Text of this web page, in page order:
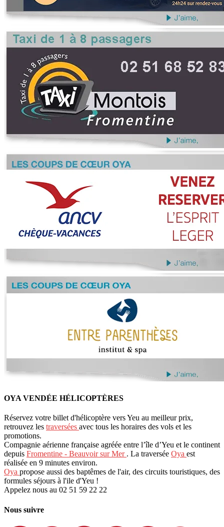
OYA VENDÉE HÉLICOPTÈRES
Réservez votre billet d'hélicoptère vers Yeu au meilleur prix,
retrouvez les traversées avec tous les horaires des vols et les
promotions.
Compagnie aérienne française agréée entre l’île d’Yeu et le continent
depuis Fromentine - Beauvoir sur Mer . La traversée Oya est
réalisée en 9 minutes environ.
Oya propose aussi des baptêmes de l'air, des circuits touristiques, des
formules séjours à l'ile d'Yeu !
Appelez nous au 02 51 59 22 22
Nous suivre